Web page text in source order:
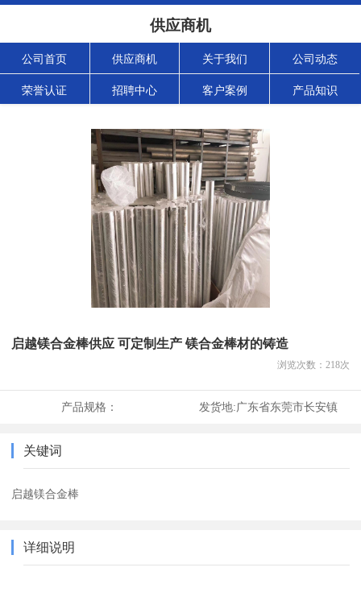
供应商机
公司首页 供应商机 关于我们 公司动态
荣誉认证 招聘中心 客户案例 产品知识
启越镁合金棒供应 可定制生产 镁合金棒材的铸造
浏览次数： 218次
产品规格： 发货地:广东省东莞市长安镇
关键词
启越镁合金棒
详细说明